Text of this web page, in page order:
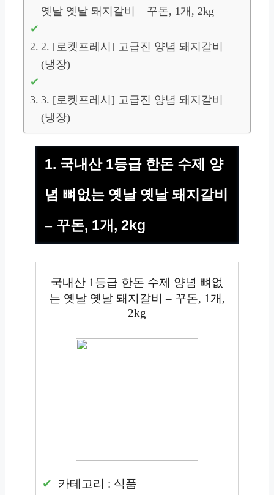
옛날 옛날 돼지갈비 – 꾸돈, 1개, 2kg
2. [로켓프레시] 고급진 양념 돼지갈비
(냉장)
3. [로켓프레시] 고급진 양념 돼지갈비
(냉장)
1. 국내산 1등급 한돈 수제 양
념 뼈없는 옛날 옛날 돼지갈비
– 꾸돈, 1개, 2kg
국내산 1등급 한돈 수제 양념 뼈없
는 옛날 옛날 돼지갈비 – 꾸돈, 1개,
2kg
카테고리 : 식품